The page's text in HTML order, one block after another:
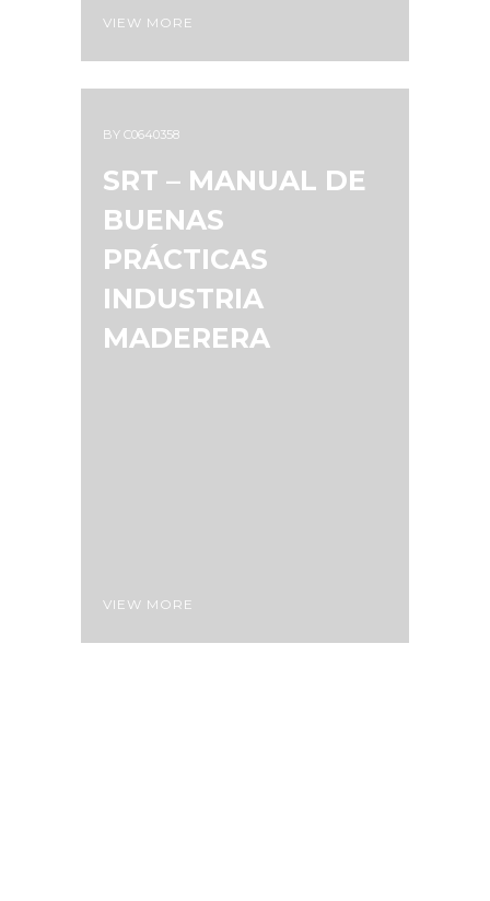
VIEW MORE
BY C0640358
SRT – MANUAL DE
BUENAS
PRÁCTICAS
INDUSTRIA
MADERERA
VIEW MORE